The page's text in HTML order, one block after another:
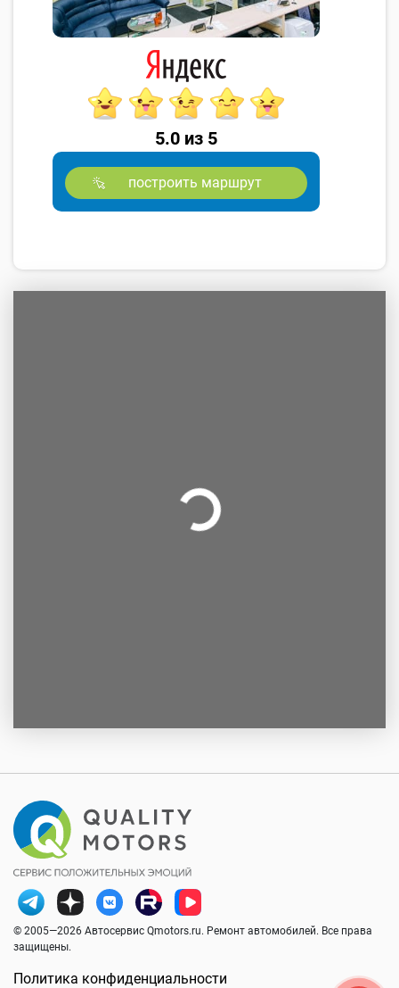
5.0 из 5
построить маршрут
© 2005—2026 Автосервис Qmotors.ru. Ремонт автомобилей. Все права
защищены.
Политика конфиденциальности